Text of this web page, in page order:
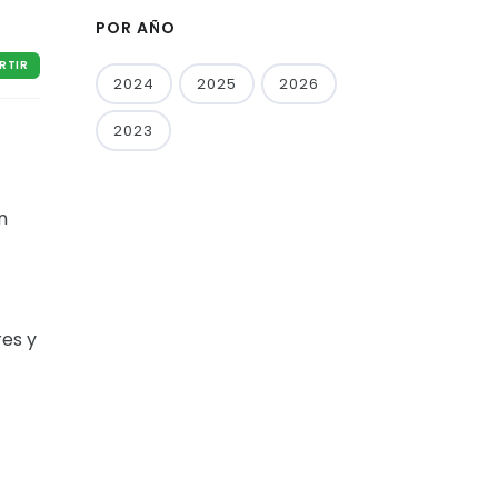
y
POR AÑO
2024 2025 2026
2023